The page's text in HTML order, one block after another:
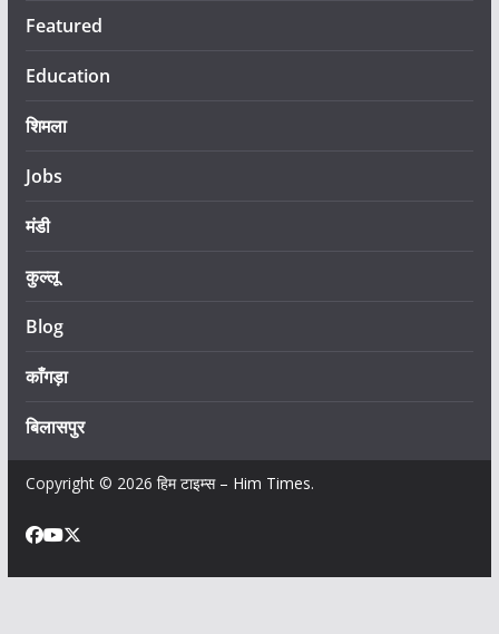
Featured
Education
शिमला
Jobs
मंडी
कुल्लू
Blog
काँगड़ा
बिलासपुर
Copyright © 2026 हिम टाइम्स – Him Times.